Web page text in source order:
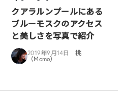
クアラルンプールにある
ブルーモスクのアクセス
と美しさを写真で紹介
2019年9月14日
桃
（Momo）